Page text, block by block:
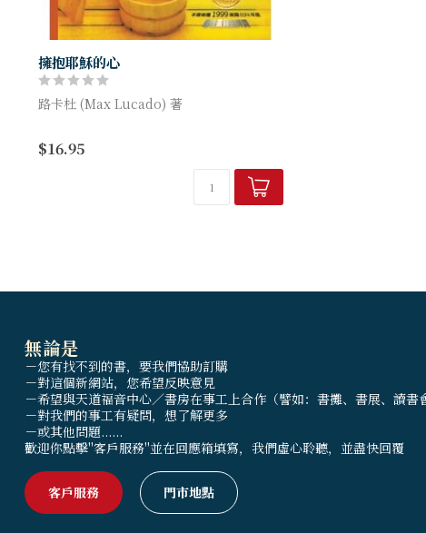
擁抱耶穌的心
路卡杜 (Max Lucado) 著
禱告中、在高爾夫賽程中、在異象持守中、
在......中，為要更像耶穌的掙扎。
$16.95
無論是
－您有找不到的書，要我們協助訂購
－對這個新網站，您希望反映意見
－希望與天道福音中心／書房在事工上合作（譬如：書攤、書展、讀書
－對我們的事工有疑問，想了解更多
－或其他問題......
歡迎你點擊"客戶服務"並在回應箱填寫，我們虛心聆聽，並盡快回覆
客戶服務 門市地點